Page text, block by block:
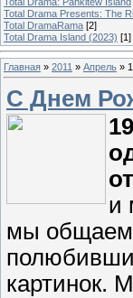
Total Drama Presents: The
Total DramaRama [2]
Total Drama Island (2023) [1]
Главная » 2011 » Апрель »
С Днем
и
мы
картинок.